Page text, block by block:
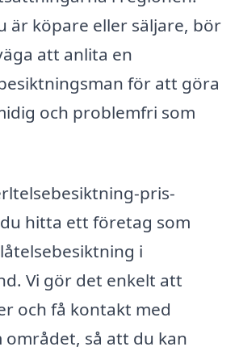
är köpare eller säljare, bör
att anlita en
för att göra
och problemfri som
pris-
hitta ett företag som
i
Vi gör det enkelt att
och få kontakt med
området, så att du kan